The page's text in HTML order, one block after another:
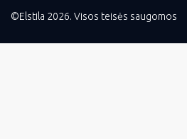
©Elstila 2026. Visos teisės saugomos